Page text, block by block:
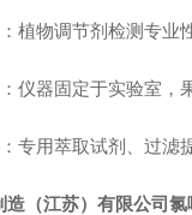
植物调节剂检测专业
仪器固定于实验室，
专用萃取试剂、过滤
造（江苏）有限公司